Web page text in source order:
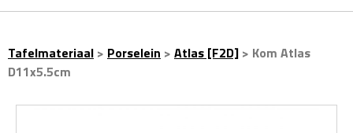
Tafelmateriaal > Porselein > Atlas [F2D] > Kom Atlas
D11x5.5cm